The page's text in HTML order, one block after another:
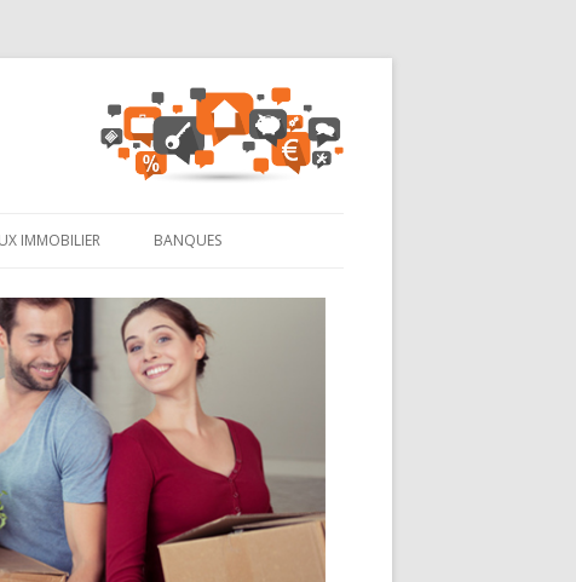
IMMOBILIER BANQUES